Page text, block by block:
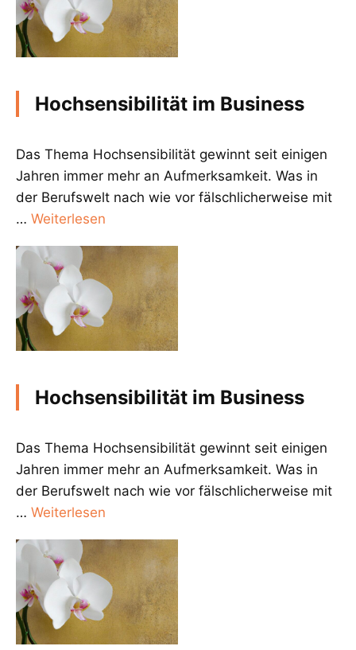
Hochsensibilität im Business
Das Thema Hochsensibilität gewinnt seit einigen
Jahren immer mehr an Aufmerksamkeit. Was in
der Berufswelt nach wie vor fälschlicherweise mit
… Weiterlesen
Hochsensibilität im Business
Das Thema Hochsensibilität gewinnt seit einigen
Jahren immer mehr an Aufmerksamkeit. Was in
der Berufswelt nach wie vor fälschlicherweise mit
… Weiterlesen